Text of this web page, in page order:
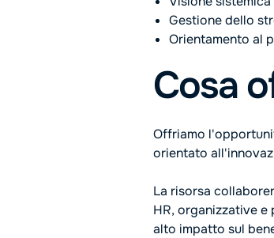
Gestione dello
Orientamento al
Cosa
Offriamo
orientato
La risorsa
HR, organizzative
alto impatto sul